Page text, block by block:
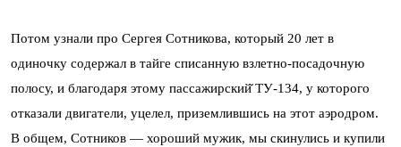
Потом узнали про Сергея Сотникова, который 20 лет в
одиночку содержал в тайге списанную взлетно-посадочную
полосу, и благодаря этому пассажирский̆ ТУ-134, у которого
отказали двигатели, уцелел, приземлившись на этот аэродром.
В общем, Сотников — хороший мужик, мы скинулись и купили